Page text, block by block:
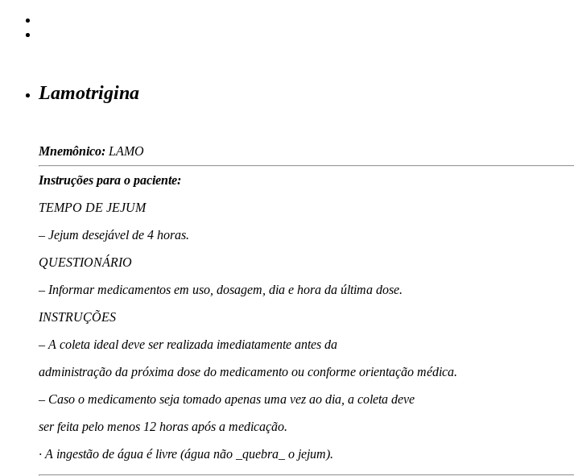
Lamotrigina
Mnemônico: LAMO
Instruções para o paciente:
TEMPO DE JEJUM
– Jejum desejável de 4 horas.
QUESTIONÁRIO
– Informar medicamentos em uso, dosagem, dia e hora da última dose.
INSTRUÇÕES
– A coleta ideal deve ser realizada imediatamente antes da
administração da próxima dose do medicamento ou conforme orientação médica.
– Caso o medicamento seja tomado apenas uma vez ao dia, a coleta deve
ser feita pelo menos 12 horas após a medicação.
· A ingestão de água é livre (água não _quebra_ o jejum).